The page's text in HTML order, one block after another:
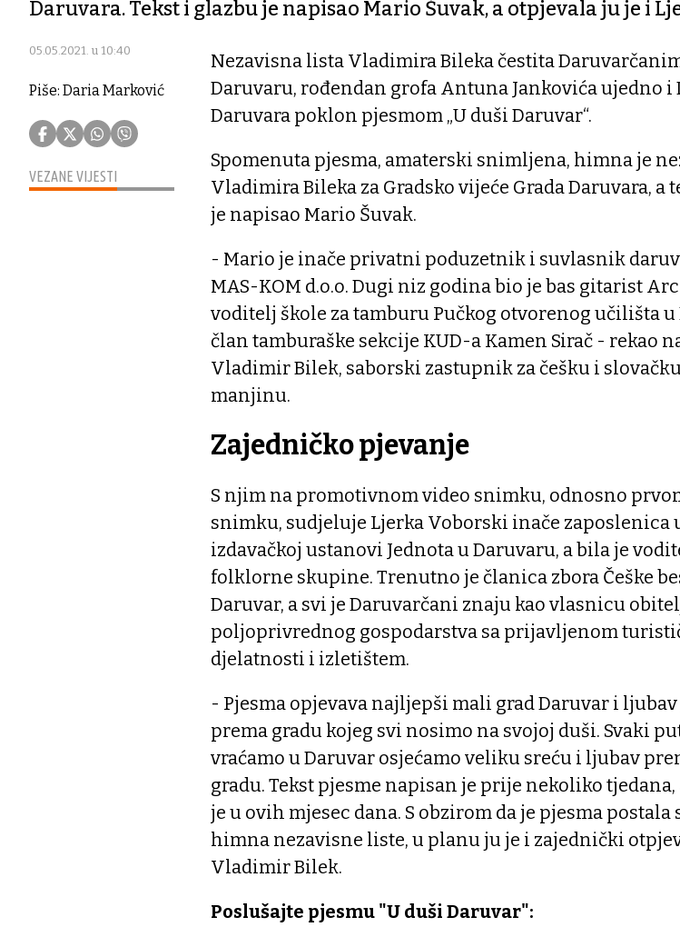
Daruvara. Tekst i glazbu je napisao Mario Šuvak, a otpjevala ju je i
05.05.2021. u 10:40
Piše: Daria Marković
VEZANE VIJESTI
Nezavisna lista Vladimira Bileka čestita
Daruvaru, rođendan grofa Antuna Jankovića ujedno i
Daruvara poklon pjesmom „U duši Daruvar“.
Spomenuta pjesma, amaterski snimljena, himna je
Vladimira Bileka za Gradsko vijeće Grada Daruvara, a
je napisao Mario Šuvak.
- Mario je inače privatni poduzetnik i suvlasnik
MAS-KOM d.o.o. Dugi niz godina bio je bas gitarist
voditelj škole za tamburu Pučkog otvorenog učilišta
član tamburaške sekcije KUD-a Kamen Sirač - rekao
Vladimir Bilek, saborski zastupnik za češku i
manjinu.
Zajedničko pjevanje
S njim na promotivnom video snimku, odnosno
snimku, sudjeluje Ljerka Voborski inače zaposlenica
izdavačkoj ustanovi Jednota u Daruvaru, a bila je
folklorne skupine. Trenutno je članica zbora Češke
Daruvar, a svi je Daruvarčani znaju kao vlasnicu
poljoprivrednog gospodarstva sa prijavljenom
djelatnosti i izletištem.
- Pjesma opjevava najljepši mali grad Daruvar i
prema gradu kojeg svi nosimo na svojoj duši. Svaki
vraćamo u Daruvar osjećamo veliku sreću i ljubav
gradu. Tekst pjesme napisan je prije nekoliko
je u ovih mjesec dana. S obzirom da je pjesma postala
himna nezavisne liste, u planu ju je i zajednički
Vladimir Bilek.
Poslušajte pjesmu "U duši Daruvar":